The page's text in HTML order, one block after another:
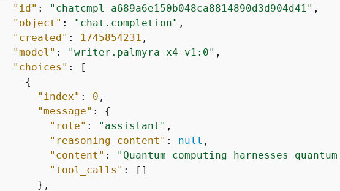
"id" : "chatcmpl-a689a6e150b048ca8814890d3d904d41" ,
"object" : "chat.completion" ,
"created" : 1745854231 ,
"model" : "writer.palmyra-x4-v1:0" ,
"choices" : [
{
"index" : 0 ,
"message" : {
"role" : "assistant" ,
"reasoning_content" : null ,
"content" :
"Quantum computing harnesses
"tool_calls" : []
      },